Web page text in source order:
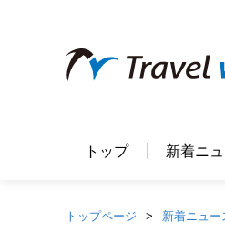
トップ 新着ニ
トップページ 新着ニュー